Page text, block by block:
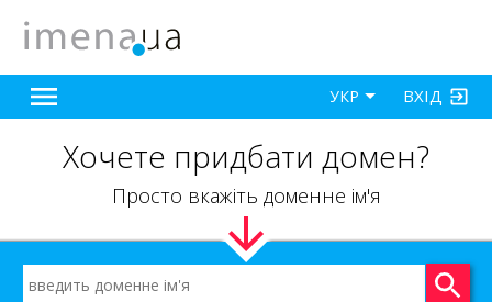
ВХІД
УКР
Хочете придбати домен?
Просто вкажіть доменне ім'я